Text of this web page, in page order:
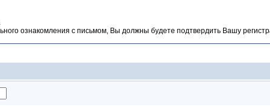
ознакомления с письмом, Вы должны будете подтвердить Вашу